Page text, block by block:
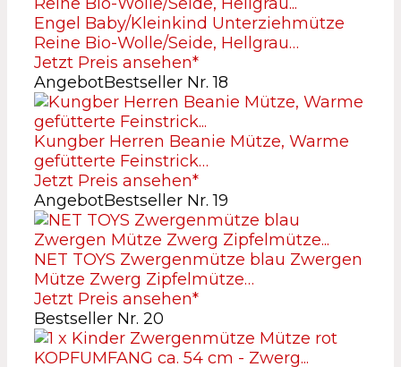
Engel Baby/Kleinkind Unterziehmütze
Reine Bio-Wolle/Seide, Hellgrau…
Jetzt Preis ansehen*
AngebotBestseller Nr. 18
Kungber Herren Beanie Mütze, Warme
gefütterte Feinstrick…
Jetzt Preis ansehen*
AngebotBestseller Nr. 19
NET TOYS Zwergenmütze blau Zwergen
Mütze Zwerg Zipfelmütze…
Jetzt Preis ansehen*
Bestseller Nr. 20